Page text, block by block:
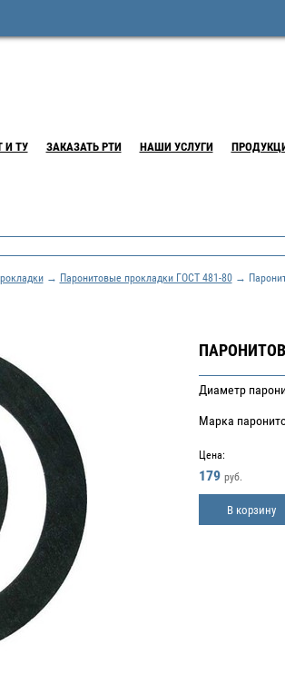
И ТУ ЗАКАЗАТЬ РТИ НАШИ УСЛУГИ
→ Паронитовые прокладки ГОСТ 481-80→
Диаметр
Марка
Цена:
179 руб.
В корзину